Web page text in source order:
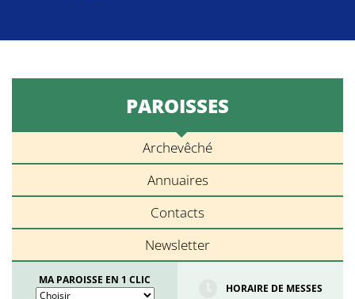
PAROISSES
Archevêché
Annuaires
Contacts
Newsletter
MA PAROISSE EN 1 CLIC
HORAIRE DE MESSES